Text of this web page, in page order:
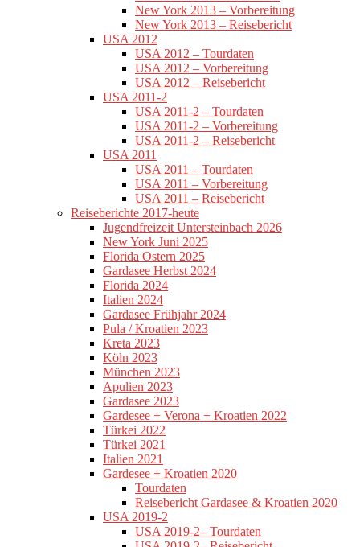
New York 2013 – Vorbereitung
New York 2013 – Reisebericht
USA 2012
USA 2012 – Tourdaten
USA 2012 – Vorbereitung
USA 2012 – Reisebericht
USA 2011-2
USA 2011-2 – Tourdaten
USA 2011-2 – Vorbereitung
USA 2011-2 – Reisebericht
USA 2011
USA 2011 – Tourdaten
USA 2011 – Vorbereitung
USA 2011 – Reisebericht
Reiseberichte 2017-heute
Jugendfreizeit Untersteinbach 2026
New York Juni 2025
Florida Ostern 2025
Gardasee Herbst 2024
Florida 2024
Italien 2024
Gardasee Frühjahr 2024
Pula / Kroatien 2023
Kreta 2023
Köln 2023
München 2023
Apulien 2023
Gardasee 2023
Gardesee + Verona + Kroatien 2022
Türkei 2022
Türkei 2021
Italien 2021
Gardesee + Kroatien 2020
Tourdaten
Reisebericht Gardasee & Kroatien 2020
USA 2019-2
USA 2019-2– Tourdaten